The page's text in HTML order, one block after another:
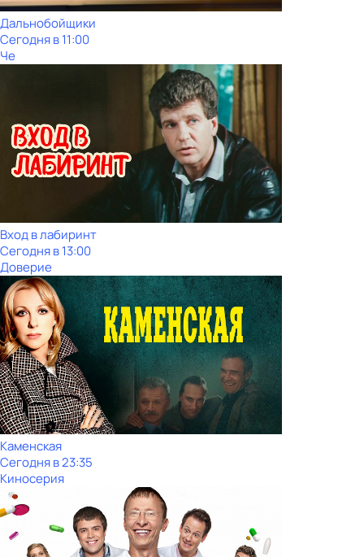
Дальнобойщики
Сегодня в 11:00
Че
Вход в лабиринт
Сегодня в 13:00
Доверие
Каменская
Сегодня в 23:35
Киносерия